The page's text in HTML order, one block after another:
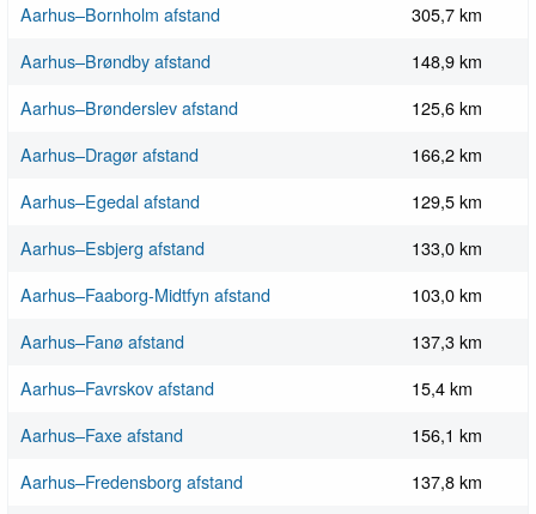
Aarhus–Bornholm afstand
305,7 km
Aarhus–Brøndby afstand
148,9 km
Aarhus–Brønderslev afstand
125,6 km
Aarhus–Dragør afstand
166,2 km
Aarhus–Egedal afstand
129,5 km
Aarhus–Esbjerg afstand
133,0 km
Aarhus–Faaborg-Midtfyn afstand
103,0 km
Aarhus–Fanø afstand
137,3 km
Aarhus–Favrskov afstand
15,4 km
Aarhus–Faxe afstand
156,1 km
Aarhus–Fredensborg afstand
137,8 km